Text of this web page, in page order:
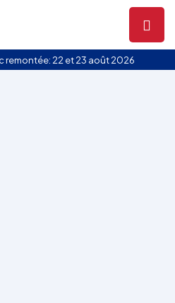
remontée: 22 et 23 août 2026